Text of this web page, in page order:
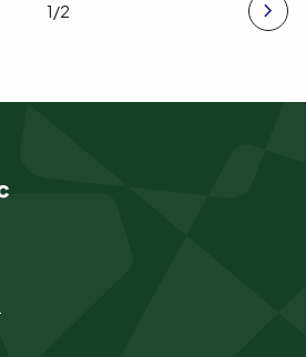
1/2